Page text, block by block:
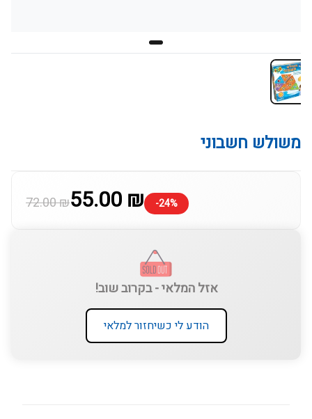
משולש חשבוני
72.00 ₪55.00 ₪ -24%
אזל המלאי - בקרוב שוב!
הודע לי כשיחזור למלאי